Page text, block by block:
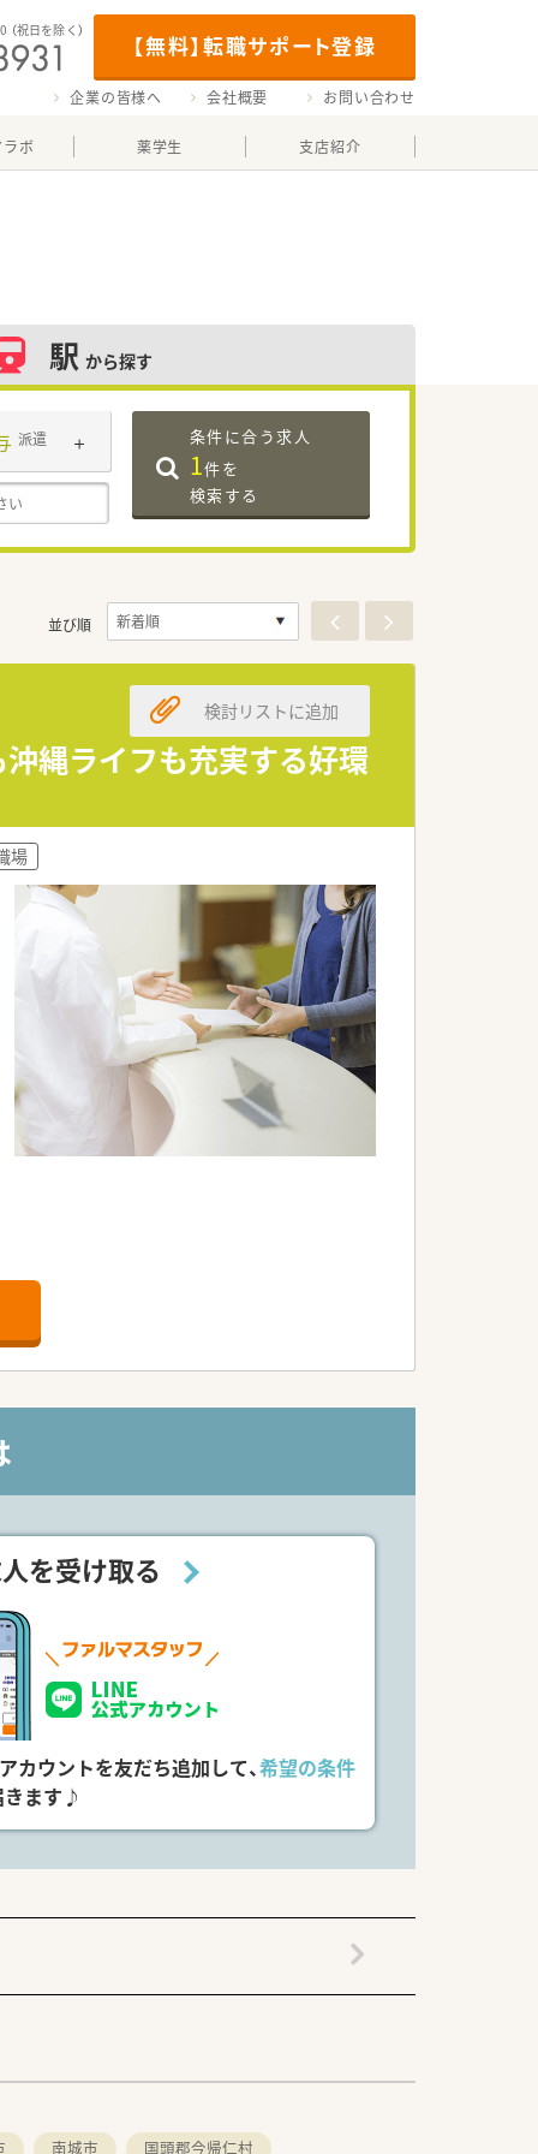
【無料】転職サポート登録
（祝日を除く）
企業の皆様へ 会社概要 お問い合わせ
ボ 薬学生 支店紹介
駅 から探す
派遣 条件に合う求人
1件を
検索する
並び順
縄ライフも充実する好環
検討リストに追加
場
を受け取る
カウントを友だち追加して、希望の条件
きます♪
南城市
国頭郡今帰仁村